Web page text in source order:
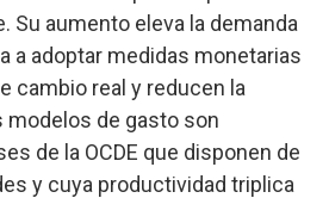
Su aumento eleva la demanda
a adoptar medidas monetarias
cambio real y reducen la
modelos de gasto son
de la OCDE que disponen de
y cuya productividad triplica